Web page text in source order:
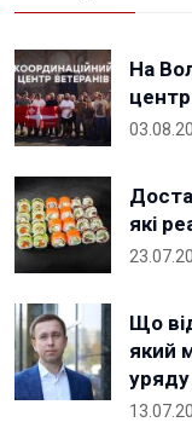
На
які
Що
який
уряду